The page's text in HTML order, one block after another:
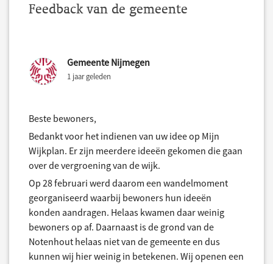
Feedback van de gemeente
Gemeente Nijmegen
1 jaar geleden
Beste bewoners,
Bedankt voor het indienen van uw idee op Mijn
Wijkplan. Er zijn meerdere ideeën gekomen die gaan
over de vergroening van de wijk.
Op 28 februari werd daarom een wandelmoment
georganiseerd waarbij bewoners hun ideeën
konden aandragen. Helaas kwamen daar weinig
bewoners op af. Daarnaast is de grond van de
Notenhout helaas niet van de gemeente en dus
kunnen wij hier weinig in betekenen. Wij openen een